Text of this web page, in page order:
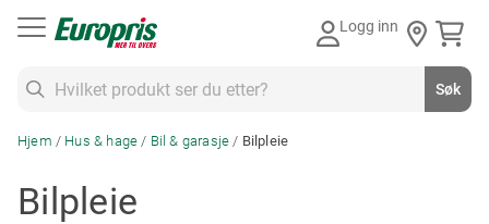
Logg inn
Søk
Hjem Hus & hage Bil & garasje Bilpleie
Bilpleie